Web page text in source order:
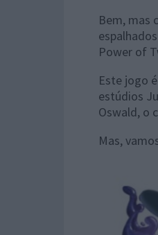
Bem, mas
Power of
Este jogo
estúdios
Oswald, o
Mas,